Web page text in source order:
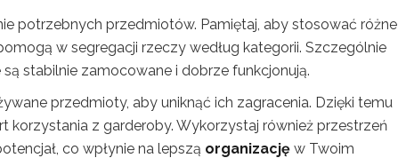
potrzebnych przedmiotów. Pamiętaj, aby stosować różne
w segregacji rzeczy według kategorii. Szczególnie
stabilnie zamocowane i dobrze funkcjonują.
przedmioty, aby uniknąć ich zagracenia. Dzięki temu
z garderoby. Wykorzystaj również przestrzeń
co wpłynie na lepszą organizację w Twoim